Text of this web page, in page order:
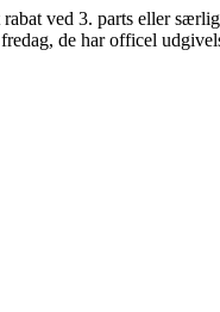
ved 3. parts eller
de har officel